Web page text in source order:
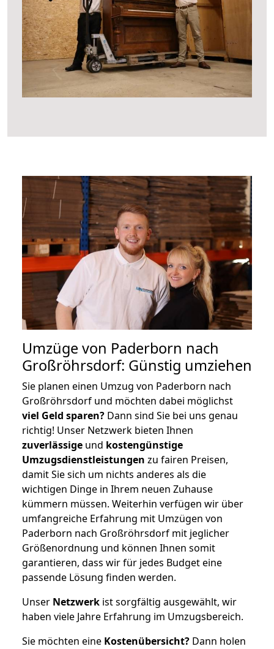
Umzüge von Paderborn nach
Großröhrsdorf: Günstig umziehen
Sie planen einen Umzug von Paderborn nach
Großröhrsdorf und möchten dabei möglichst
viel Geld sparen? Dann sind Sie bei uns genau
richtig! Unser Netzwerk bieten Ihnen
zuverlässige und kostengünstige
Umzugsdienstleistungen zu fairen Preisen,
damit Sie sich um nichts anderes als die
wichtigen Dinge in Ihrem neuen Zuhause
kümmern müssen. Weiterhin verfügen wir über
umfangreiche Erfahrung mit Umzügen von
Paderborn nach Großröhrsdorf mit jeglicher
Größenordnung und können Ihnen somit
garantieren, dass wir für jedes Budget eine
passende Lösung finden werden.
Unser Netzwerk ist sorgfältig ausgewählt, wir
haben viele Jahre Erfahrung im Umzugsbereich.
Sie möchten eine Kostenübersicht? Dann holen